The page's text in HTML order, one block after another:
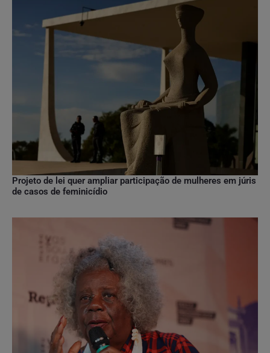
Projeto de lei quer ampliar participação de mulheres em júris
de casos de feminicídio